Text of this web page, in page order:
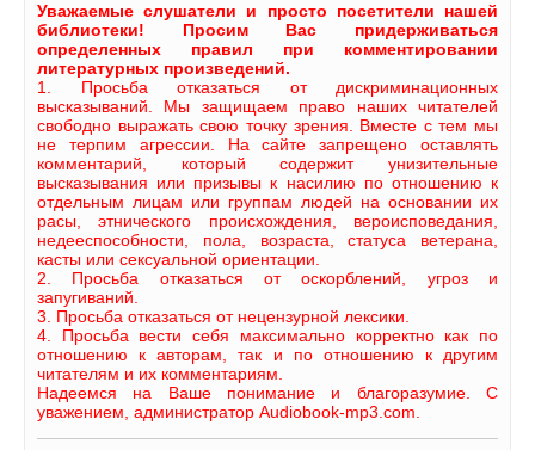
Уважаемые слушатели и просто посетители нашей
библиотеки! Просим Вас придерживаться
определенных правил при комментировании
литературных произведений.
1. Просьба отказаться от дискриминационных
высказываний. Мы защищаем право наших читателей
свободно выражать свою точку зрения. Вместе с тем мы
не терпим агрессии. На сайте запрещено оставлять
комментарий, который содержит унизительные
высказывания или призывы к насилию по отношению к
отдельным лицам или группам людей на основании их
расы, этнического происхождения, вероисповедания,
недееспособности, пола, возраста, статуса ветерана,
касты или сексуальной ориентации.
2. Просьба отказаться от оскорблений, угроз и
запугиваний.
3. Просьба отказаться от нецензурной лексики.
4. Просьба вести себя максимально корректно как по
отношению к авторам, так и по отношению к другим
читателям и их комментариям.
Надеемся на Ваше понимание и благоразумие. С
уважением, администратор Audiobook-mp3.com.